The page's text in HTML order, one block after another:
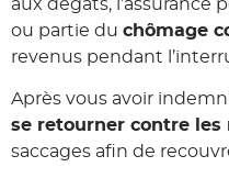
aux dégâts,
ou partie du chômage
revenus pendant
Après vous avoir
se retourner contre les
saccages afin de